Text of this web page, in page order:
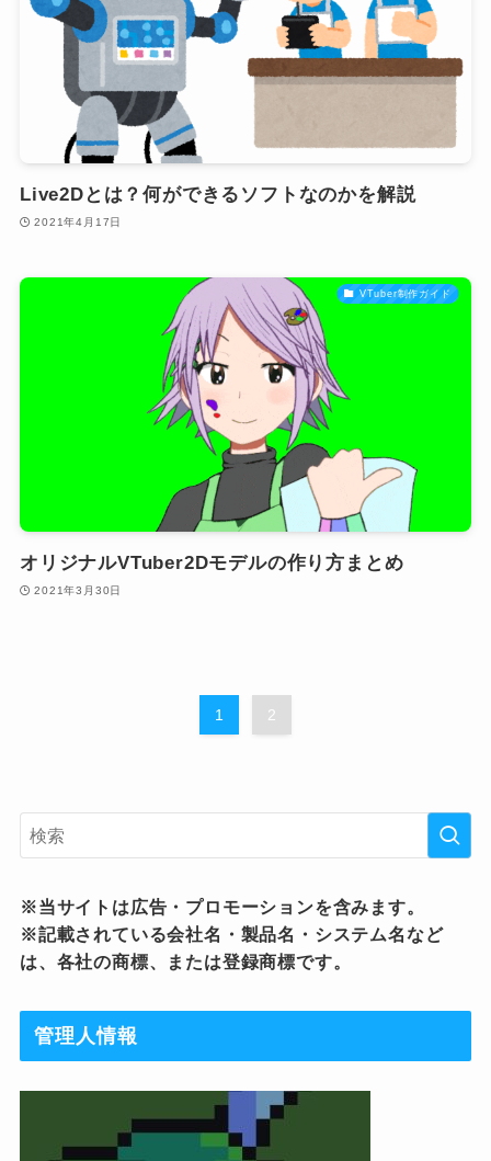
Live2Dとは？何ができるソフトなのかを解説
2021年4月17日
VTuber制作ガイド
オリジナルVTuber2Dモデルの作り方まとめ
2021年3月30日
1 2
※当サイトは広告・プロモーションを含みます。
※記載されている会社名・製品名・システム名など
は、各社の商標、または登録商標です。
管理人情報